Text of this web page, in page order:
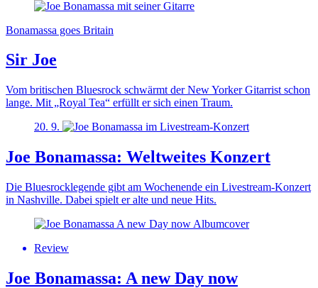
Bonamassa goes Britain
Sir Joe
Vom britischen Bluesrock schwärmt der New Yorker Gitarrist schon
lange. Mit „Royal Tea“ erfüllt er sich einen Traum.
20. 9.
Joe Bonamassa: Weltweites Konzert
Die Bluesrocklegende gibt am Wochenende ein Livestream-Konzert
in Nashville. Dabei spielt er alte und neue Hits.
Review
Joe Bonamassa: A new Day now